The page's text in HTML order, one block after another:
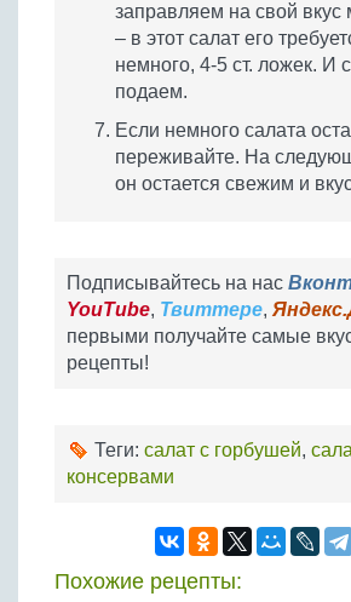
заправляем на свой вкус
– в этот салат его
немного, 4-5 ст. ложек. И
подаем.
Если немного салата
переживайте. На
он остается свежим и
Подписывайтесь на нас
YouTube, Твиттере,
первыми получайте самые
рецепты!
Теги: салат с горбушей,
консервами
Похожие рецепты: